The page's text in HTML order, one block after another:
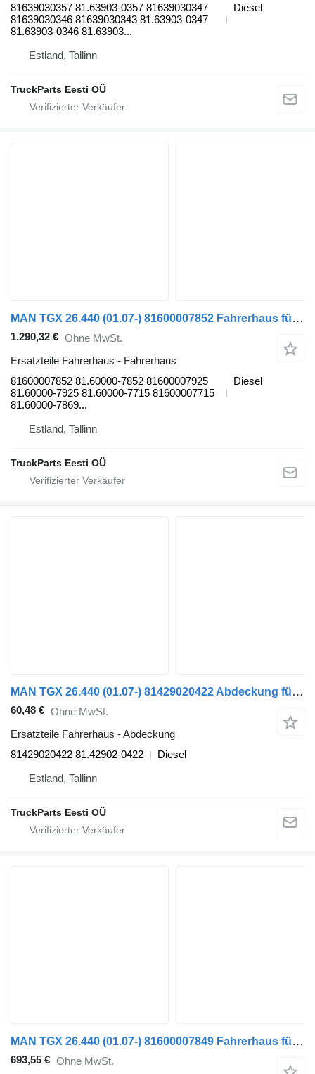
81639030357 81.63903-0357 81639030347
81639030346 81639030343 81.63903-0347
81.63903-0346 81.63903...
Diesel
Estland, Tallinn
TruckParts Eesti OÜ
MAN TGX 26.440 (01.07-) 81600007852 Fahrerhaus für MAN TGL, TGM, TGS, TGX (2005-2021) Sattelzugmaschine
1.290,32 € Ohne MwSt.
Ersatzteile Fahrerhaus - Fahrerhaus
81600007852 81.60000-7852 81600007925
81.60000-7925 81.60000-7715 81600007715
81.60000-7869...
Diesel
Estland, Tallinn
TruckParts Eesti OÜ
MAN TGX 26.440 (01.07-) 81429020422 Abdeckung für MAN TGL, TGM, TGS, TGX (2005-2021) Sattelzugmaschine
60,48 € Ohne MwSt.
Ersatzteile Fahrerhaus - Abdeckung
81429020422 81.42902-0422
Diesel
Estland, Tallinn
TruckParts Eesti OÜ
MAN TGX 26.440 (01.07-) 81600007849 Fahrerhaus für MAN TGL, TGM, TGS, TGX (2005-2021) Sattelzugmaschine
693,55 € Ohne MwSt.